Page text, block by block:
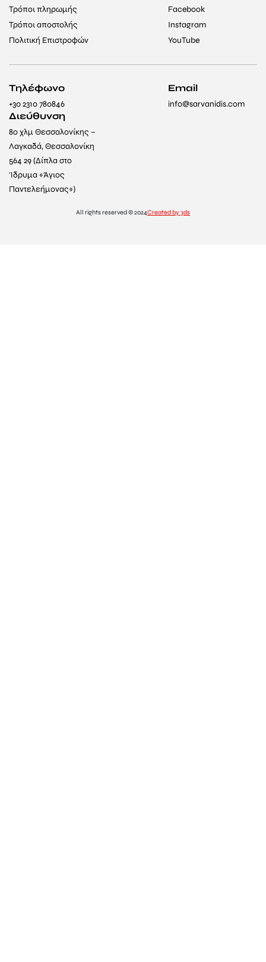
Τρόποι πληρωμής
Τρόποι αποστολής
Πολιτική Επιστροφών
Facebook
Instagram
YouTube
All rights reserved © 2024Created by 3ds
Τηλέφωνο
+30 2310 780846
Email
info@sarvanidis.com
Διεύθυνση
8ο χλμ Θεσσαλονίκης –
Λαγκαδά, Θεσσαλονίκη
564 29 (Δίπλα στο
Ίδρυμα «Άγιος
Παντελεήμονας»)